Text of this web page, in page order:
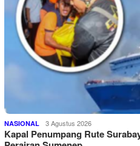
NASIONAL 3 Agustus 2026
Kapal Penumpang Rute